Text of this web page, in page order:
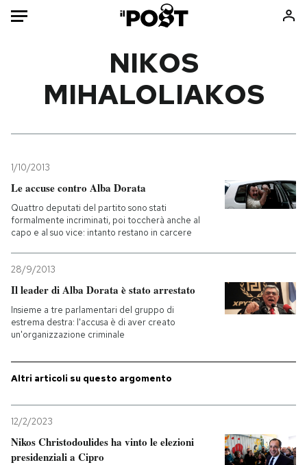
HOME
Mondo
Tecnologia
Internet
Scienza
Cultura
Economia
Sport
Libri
Ok Boomer!
Media
Europa
Altrecose
PODCAST
NEWSLETTER
I MIEI PREFERITI
NIKOS
MIHALOLIAKOS
1/10/2013
Le accuse contro Alba Dorata
Quattro deputati del partito sono stati
formalmente incriminati, poi toccherà anche al
capo e al suo vice: intanto restano in carcere
28/9/2013
Il leader di Alba Dorata è stato arrestato
Insieme a tre parlamentari del gruppo di
estrema destra: l'accusa è di aver creato
un'organizzazione criminale
Altri articoli su questo argomento
12/2/2023
Nikos Christodoulides ha vinto le elezioni
presidenziali a Cipro